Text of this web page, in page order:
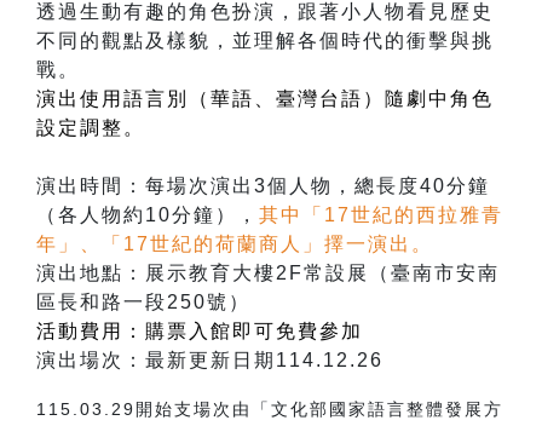
透過生動有趣的角色扮演，跟著小人物看見歷史
不同的觀點及樣貌，並理解各個時代的衝擊與挑
戰。
演出使用語言別（華語、臺灣台語）隨劇中角色
設定調整。
演出時間：每場次演出3個人物，總長度40分鐘
（各人物約10分鐘）， 其中「17世紀的西拉雅青
年」、「17世紀的荷蘭商人」擇一演出。
演出地點：展示教育大樓2F常設展（臺南市安南
區長和路一段250號）
活動費用：購票入館即可免費參加
演出場次：最新更新日期114.12.26
115.03.29開始支場次由「文化部國家語言整體發展方